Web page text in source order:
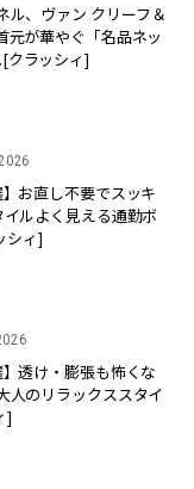
ル、ヴァン クリーフ＆
が華やぐ「名品ネッ
クラッシィ]
】お直し不要でスッキ
ルよく見える通勤ボ
シィ]
】透け・膨張も怖くな
人のリラックススタイ
]